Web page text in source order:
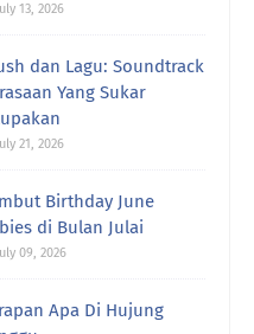
13, 2026
dan Lagu: Soundtrack
Yang Sukar
21, 2026
Birthday June
di Bulan Julai
09, 2026
Apa Di Hujung